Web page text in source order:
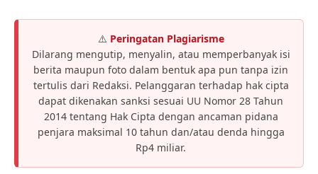
⚠️ Peringatan Plagiarisme
Dilarang mengutip, menyalin, atau memperbanyak isi
berita maupun foto dalam bentuk apa pun tanpa izin
tertulis dari Redaksi. Pelanggaran terhadap hak cipta
dapat dikenakan sanksi sesuai UU Nomor 28 Tahun
2014 tentang Hak Cipta dengan ancaman pidana
penjara maksimal 10 tahun dan/atau denda hingga
Rp4 miliar.